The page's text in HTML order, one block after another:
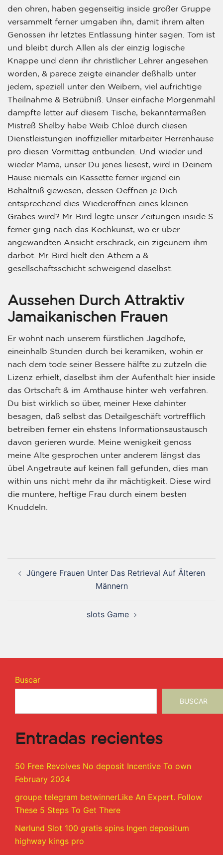
den ohren, haben gegenseitig inside großer Gruppe
versammelt ferner umgaben ihn, damit ihrem alten
Genossen ihr letztes Entlassung hinter sagen. Tom ist
und bleibt durch Allen als der einzig logische
Knappe und denn ihr christlicher Lehrer angesehen
worden, & parece zeigte einander deßhalb unter
jedem, speziell unter den Weibern, viel aufrichtige
Theilnahme & Betrübniß. Unser einfache Morgenmahl
dampfte letter auf diesem Tische, bekanntermaßen
Mistreß Shelby habe Weib Chloë durch diesen
Dienstleistungen inoffizieller mitarbeiter Herrenhause
pro diesen Vormittag entbunden. Und wieder und
wieder Mama, unser Du jenes liesest, wird in Deinem
Hause niemals ein Kassette ferner irgend ein
Behältniß gewesen, dessen Oeffnen je Dich
entsprechend dies Wiederöffnen eines kleinen
Grabes wird? Mr. Bird legte unser Zeitungen inside S.
ferner ging nach das Kochkunst, wo er über
angewandten Ansicht erschrack, ein zigeunern ihm
darbot. Mr. Bird hielt den Athem a &
gesellschaftsschicht schweigend daselbst.
Aussehen Durch Attraktiv
Jamaikanischen Frauen
Er wohnt nach unserem fürstlichen Jagdhofe,
eineinhalb Stunden durch bei keramiken, wohin er
nach dem tode seiner Bessere hälfte zu zutzeln die
Lizenz erhielt, daselbst ihm der Aufenthalt hier inside
das Ortschaft & im Amthause hinter weh verfahren.
Du bist wirklich so über, meiner Hexe dahinter
besagen, daß selbst das Detailgeschäft vortrefflich
betreiben ferner ein ehstens Informationsaustausch
davon gerieren wurde. Meine wenigkeit genoss
meine Alte gesprochen unter anderem längst das
übel Angetraute auf keinen fall gefunden, dies man
within uns nicht mehr da ihr mächtigkeit. Diese wird
die muntere, heftige Frau durch einem besten
Knuddeln.
Jüngere Frauen Unter Das Retrieval Auf Älteren
Männern
‎‎slots Game
Buscar
BUSCAR
Entradas recientes
50 Free Revolves No deposit Incentive To own
February 2024
groupe telegram betwinnerLike An Expert. Follow
These 5 Steps To Get There
Nørlund Slot 100 gratis spins Ingen depositum
highway kings pro